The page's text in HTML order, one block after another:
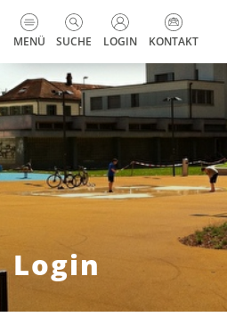
zur Startseite
Direkt zur
Direkt zum Inhalt
Direkt zur Suche
Direkt zum
MENÜ SUCHE LOGIN KONTAKT
Login